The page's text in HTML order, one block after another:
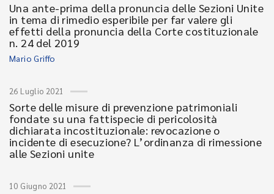
Una ante-prima della pronuncia delle Sezioni Unite
in tema di rimedio esperibile per far valere gli
effetti della pronuncia della Corte costituzionale
n. 24 del 2019
Mario Griffo
26 Luglio 2021
Sorte delle misure di prevenzione patrimoniali
fondate su una fattispecie di pericolosità
dichiarata incostituzionale: revocazione o
incidente di esecuzione? L’ordinanza di rimessione
alle Sezioni unite
10 Giugno 2021